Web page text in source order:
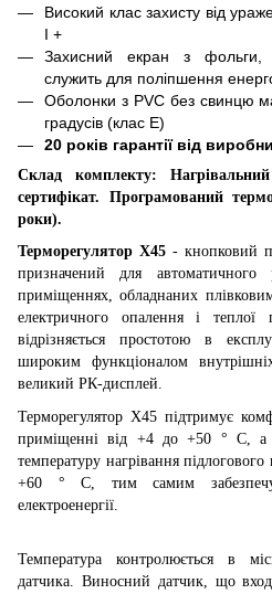
Високий клас захисту від
I +
Захисний екран з фольги,
служить для поліпшення
Оболонки з PVC без свинцю
градусів (клас Е)
20 років гарантії від
Склад комплекту:
сертифікат. Програмований
роки).
Терморегулятор X45 - кнопковий
призначений для автоматичного
приміщеннях, обладнаних
електричного опалення і
відрізняється простотою в
широким функціоналом
великий РК-дисплей.
Терморегулятор X45 підтримує
приміщенні від +4 до +50 ° С, а
температуру нагрівання
+60 ° С, тим самим
електроенергії.
Температура контролюється в
датчика. Виносний датчик, що